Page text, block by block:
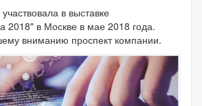
в выставке
2018" в Москве в мае 2018 года.
вниманию проспект компании.